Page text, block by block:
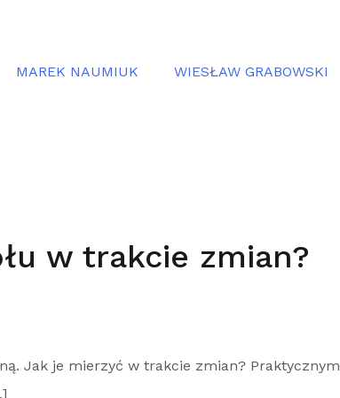
MAREK NAUMIUK WIESŁAW GRABOWSKI
w trakcie zmian?
Jak je mierzyć w trakcie zmian? Praktycznym